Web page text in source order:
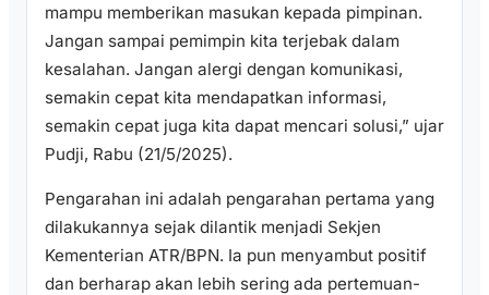
mampu memberikan masukan kepada pimpinan.
Jangan sampai pemimpin kita terjebak dalam
kesalahan. Jangan alergi dengan komunikasi,
semakin cepat kita mendapatkan informasi,
semakin cepat juga kita dapat mencari solusi,” ujar
Pudji, Rabu (21/5/2025).
Pengarahan ini adalah pengarahan pertama yang
dilakukannya sejak dilantik menjadi Sekjen
Kementerian ATR/BPN. Ia pun menyambut positif
dan berharap akan lebih sering ada pertemuan-